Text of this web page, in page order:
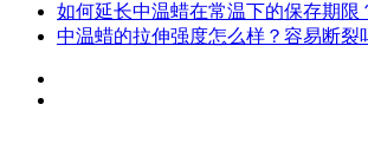
如何延长中温蜡在常温下的保存期限
中温蜡的拉伸强度怎么样？容易断裂